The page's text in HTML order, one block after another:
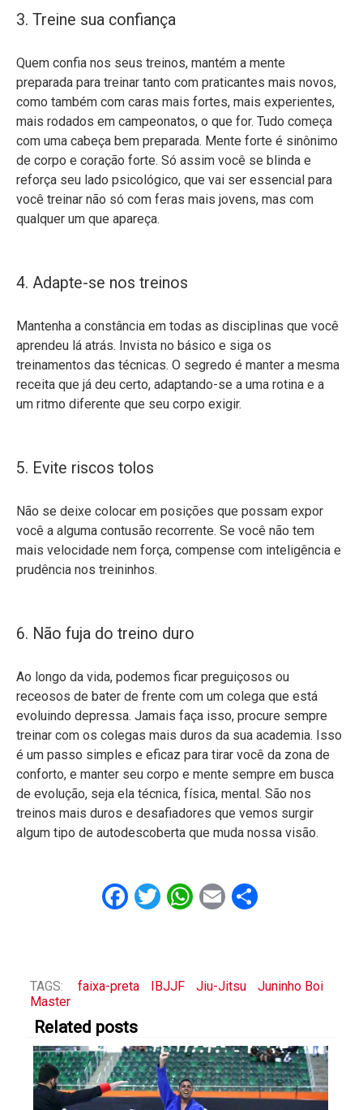
3. Treine sua confiança
Quem confia nos seus treinos, mantém a mente
preparada para treinar tanto com praticantes mais novos,
como também com caras mais fortes, mais experientes,
mais rodados em campeonatos, o que for. Tudo começa
com uma cabeça bem preparada. Mente forte é sinônimo
de corpo e coração forte. Só assim você se blinda e
reforça seu lado psicológico, que vai ser essencial para
você treinar não só com feras mais jovens, mas com
qualquer um que apareça.
4. Adapte-se nos treinos
Mantenha a constância em todas as disciplinas que você
aprendeu lá atrás. Invista no básico e siga os
treinamentos das técnicas. O segredo é manter a mesma
receita que já deu certo, adaptando-se a uma rotina e a
um ritmo diferente que seu corpo exigir.
5. Evite riscos tolos
Não se deixe colocar em posições que possam expor
você a alguma contusão recorrente. Se você não tem
mais velocidade nem força, compense com inteligência e
prudência nos treininhos.
6. Não fuja do treino duro
Ao longo da vida, podemos ficar preguiçosos ou
receosos de bater de frente com um colega que está
evoluindo depressa. Jamais faça isso, procure sempre
treinar com os colegas mais duros da sua academia. Isso
é um passo simples e eficaz para tirar você da zona de
conforto, e manter seu corpo e mente sempre em busca
de evolução, seja ela técnica, física, mental. São nos
treinos mais duros e desafiadores que vemos surgir
algum tipo de autodescoberta que muda nossa visão.
Facebook
Twitter
WhatsApp
EmailShare
TAGS: faixa-preta IBJJF Jiu-Jitsu
Juninho Boi
Master
Related posts